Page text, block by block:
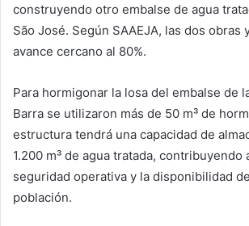
construyendo otro embalse de agua
São José. Según SAAEJA, las dos obras
avance cercano al 80%.
Para hormigonar la losa del embalse de
Barra se utilizaron más de 50 m³ de
estructura tendrá una capacidad de
1.200 m³ de agua tratada, contribuyendo
seguridad operativa y la disponibilidad
población.